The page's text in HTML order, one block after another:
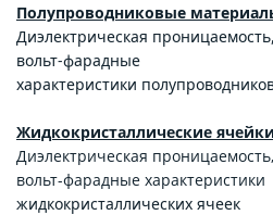
Полупроводниковые
Диэлектрическая
вольт-фарадные
характеристики
Жидкокристаллические ячейки
Диэлектрическая
вольт-фарадные характеристики
жидкокристаллических ячеек